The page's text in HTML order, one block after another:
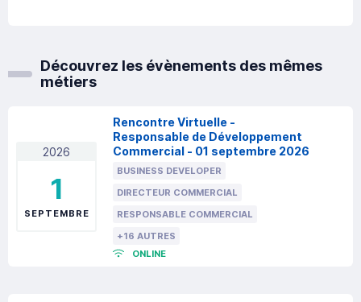
Découvrez les évènements des mêmes
métiers
2026
1
SEPTEMBRE
Rencontre Virtuelle -
Responsable de Développement
Commercial - 01 septembre 2026
BUSINESS DEVELOPER
DIRECTEUR COMMERCIAL
RESPONSABLE COMMERCIAL
+16 AUTRES
ONLINE